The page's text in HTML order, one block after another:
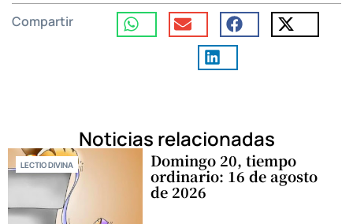
Compartir
Noticias relacionadas
LECTIO DIVINA Domingo 20, tiempo
ordinario: 16 de agosto
de 2026